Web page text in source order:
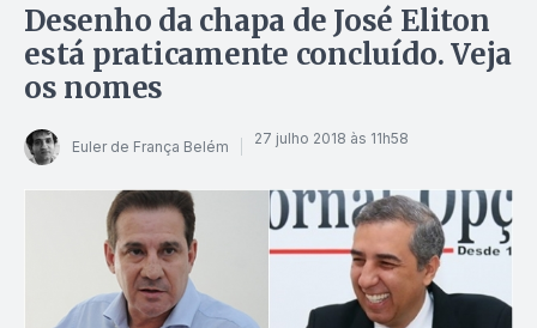
Desenho da chapa de José Eliton
está praticamente concluído. Veja
os nomes
Euler de França Belém 27 julho 2018 às 11h58